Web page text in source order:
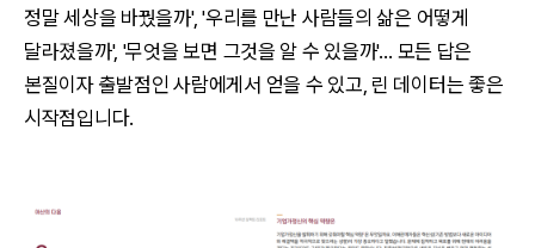
정말 세상을 바꿨을까', '우리를 만난 사람들의 삶은 어떻게
달라졌을까', '무엇을 보면 그것을 알 수 있을까'… 모든 답은
본질이자 출발점인 사람에게서 얻을 수 있고, 린 데이터는 좋은
시작점입니다.